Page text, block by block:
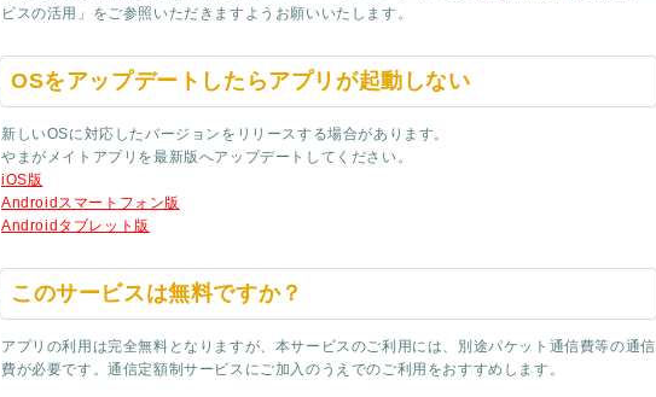
ビスの活用」をご参照いただきますようお願いいたします。
OSをアップデートしたらアプリが起動しない
新しいOSに対応したバージョンをリリースする場合があります。
やまがメイトアプリを最新版へアップデートしてください。
iOS版
Androidスマートフォン版
Androidタブレット版
このサービスは無料ですか？
アプリの利用は完全無料となりますが、本サービスのご利用には、別途パケット通信費等の通信
費が必要です。通信定額制サービスにご加入のうえでのご利用をおすすめします。